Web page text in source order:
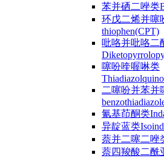
苯并硒二唑类
环戊二烯并噻
thiophen(CPT)
吡咯并吡咯二
噻吩喹喔啉类
二噻吩并苯并
氰基茚酮类
异靛蓝类
萘并二噻二唑
萘四羧酸二酰